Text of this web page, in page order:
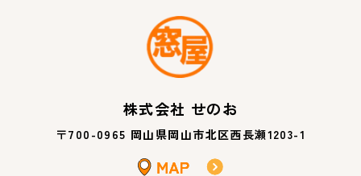
株式会社 せのお
〒700-0965 岡山県岡山市北区西長瀬1203-1